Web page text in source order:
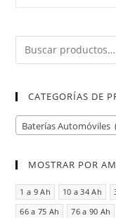
CATEGORÍAS DE
Baterías Automóviles
MOSTRAR POR
1 a 9 Ah 10 a 34 Ah
66 a 75 Ah
76 a 90 Ah